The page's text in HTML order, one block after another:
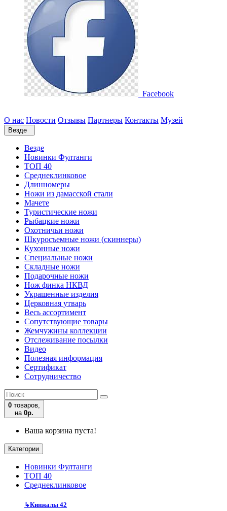
Facebook
О нас Новости Отзывы Партнеры Контакты Музей
Везде
Везде
Новинки Фултанги
ТОП 40
Среднеклинковое
Длинномеры
Ножи из дамасской стали
Мачете
Туристические ножи
Рыбацкие ножи
Охотничьи ножи
Шкуросъемные ножи (скиннеры)
Кухонные ножи
Специальные ножи
Складные ножи
Подарочные ножи
Нож финка НКВД
Украшенные изделия
Церковная утварь
Весь ассортимент
Сопутствующие товары
Жемчужины коллекции
Отслеживание посылки
Видео
Полезная информация
Сертификат
Сотрудничество
0 товаров,
на 0р.
Ваша корзина пуста!
Категории
Новинки Фултанги
ТОП 40
Среднеклинковое
↳Кинжалы 42